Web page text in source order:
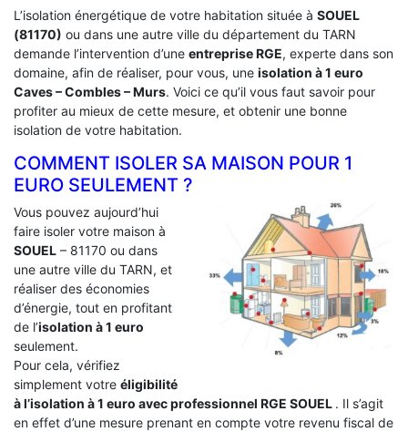
L’isolation énergétique de votre habitation située à SOUEL
(81170) ou dans une autre ville du département du TARN
demande l’intervention d’une entreprise RGE, experte dans son
domaine, afin de réaliser, pour vous, une isolation à 1 euro
Caves – Combles – Murs. Voici ce qu’il vous faut savoir pour
profiter au mieux de cette mesure, et obtenir une bonne
isolation de votre habitation.
COMMENT ISOLER SA MAISON POUR 1
EURO SEULEMENT ?
Vous pouvez aujourd’hui
faire isoler votre maison à
SOUEL – 81170 ou dans
une autre ville du TARN, et
réaliser des économies
d’énergie, tout en profitant
de l’isolation à 1 euro
seulement.
Pour cela, vérifiez
simplement votre éligibilité
à l’isolation à 1 euro avec professionnel RGE SOUEL . Il s’agit
en effet d’une mesure prenant en compte votre revenu fiscal de